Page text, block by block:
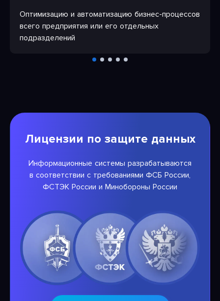
Оптимизацию и автоматизацию бизнес-процессов
всего предприятия или его отдельных
подразделений
Лицензии по защите данных
Информационные системы разрабатываются
в соответствии с требованиями ФСБ России,
ФСТЭК России и Минобороны России